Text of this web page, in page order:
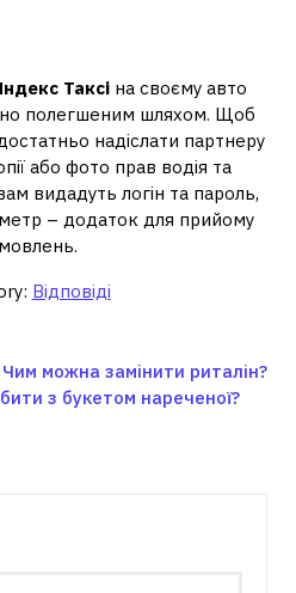
Таксі на своєму авто
полегшеним шляхом. Щоб
надіслати партнеру
або фото прав водія та
видадуть логін та пароль,
– додаток для прийому
Відповіді
Чим можна замінити риталін?
з букетом нареченої?